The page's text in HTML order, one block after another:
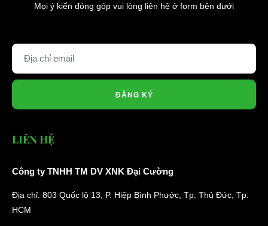
Mọi ý kiến đóng góp vui lòng liên hệ ở form bên dưới
ĐĂNG KÝ
LIÊN HỆ
Công ty TNHH TM DV XNK Đại Cường
Địa chỉ: 803 Quốc lộ 13, P. Hiệp Bình Phước, Tp. Thủ Đức, Tp.
HCM